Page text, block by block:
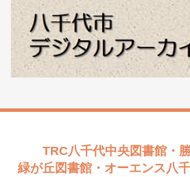
TRC八千代中央図書館・
緑が丘図書館・オーエンス八